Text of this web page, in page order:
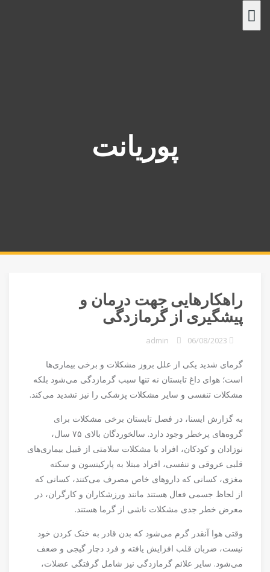
پوریانت
راهکار‌هایی جهت درمان و
پیشگیری از گرمازدگی
06/08/2023
admin
گرمای شدید یکی از علل بروز مشکلات و برخی بیماری‌ها
است؛ هوای داغ تابستان نه تنها سبب گرمازدگی می‌شود بلکه
مشکلات تنفسی و سایر مشکلات پزشکی را نیز تشدید می‌کند.
به گزارش ایسنا، در فصل تابستان برخی مشکلات برای
گروه‌های پرخطر وجود دارد. سالخوردگان بالای ۷۵ سال،
نوزادان و کودکان، افراد با مشکلات سلامتی از قبیل بیماری‌های
قلبی عروقی و تنفسی، افراد مبتلا به پارکینسون و سکته
مغزی، کسانی که دارو‌های خاص مصرف می‌کنند، کسانی که
از لحاظ جسمی فعال هستند مانند ورزشکاران و کارگران، در
معرض خطر جدی مشکلات ناشی از گرما هستند.
وقتی هوا آنقدر گرم می‌شود که بدن قادر به خنک کردن خود
نیست، ضربان قلب افزایش یافته و فرد دچار گیجی و ضعف
می‌شود. سایر علائم گرمازدگی نیز شامل گرفتگی عضلات،